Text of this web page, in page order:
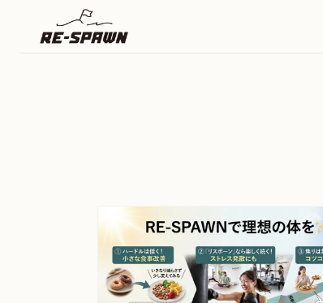
VOICE
お客様の声
FAQ
よくある質問
JOURNAL